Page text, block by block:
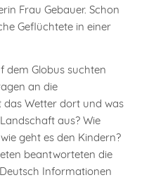
Frau Gebauer. Schon
Geflüchtete in einer
dem Globus suchten
an die
das Wetter dort und was
aus? Wie
geht es den Kindern?
beantworteten die
Informationen